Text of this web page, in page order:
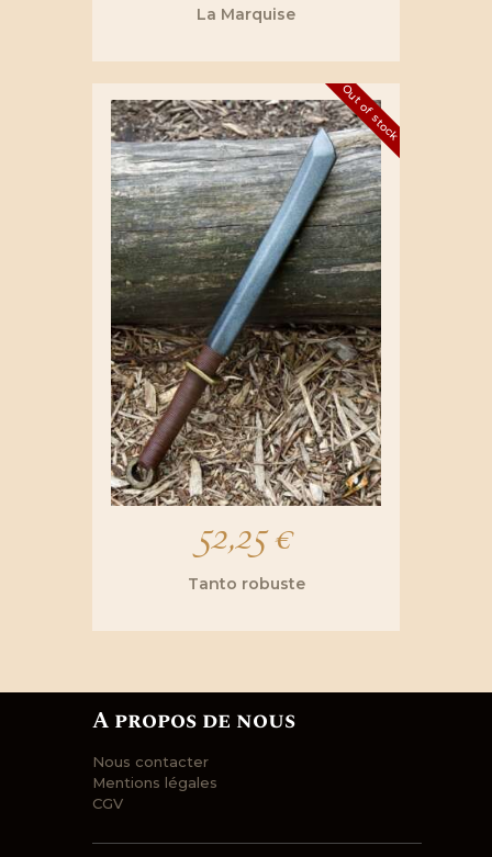
La Marquise
Out of stock
52,25€
Tanto robuste
A propos de nous
Nous contacter
Mentions légales
CGV